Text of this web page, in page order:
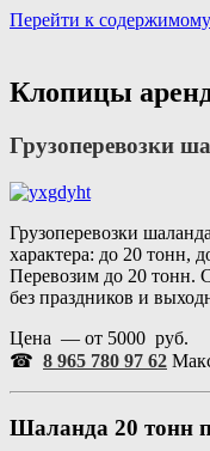
Перейти к содержимому
Клопицы
Грузоперевозки
Грузоперевозки
характера: до 20 тонн,
Перевозим до 20 тонн.
без праздников и
Цена — от 5000 руб.
☎ 8 965 780 97 62
Шаланда 20 тонн